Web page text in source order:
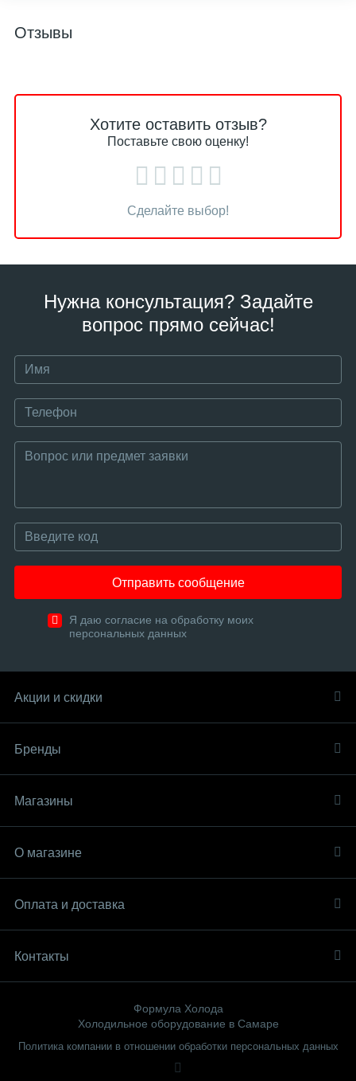
Отзывы
Хотите оставить отзыв?
Поставьте свою оценку!
Сделайте выбор!
Нужна консультация? Задайте
вопрос прямо сейчас!
Отправить сообщение
Я даю согласие на обработку моих
персональных данных
Акции и скидки
Бренды
Магазины
О магазине
Оплата и доставка
Контакты
Формула Холода
Холодильное оборудование в Самаре
Политика компании в отношении обработки персональных данных